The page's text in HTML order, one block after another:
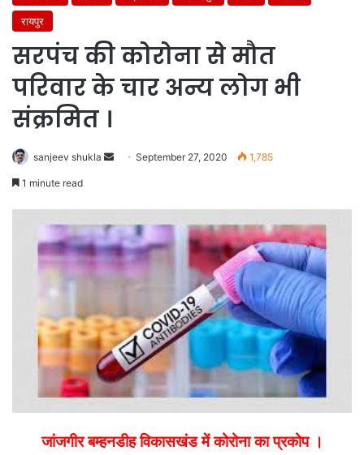
रायपुर
सरपंच की कोरोना से मौत
परिवार के चार अन्य लोग भी
संक्रमित ।
sanjeev shukla
SendSeptember 27, 2020 1,785
1 minute read
जांजगीर बम्हनडीह विकासखंड में कोरोना का प्रकोप ।